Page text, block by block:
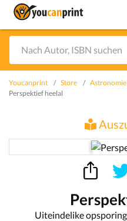
Youcanprint Store
Astronomie
Perspektief heelal
Uiteindelike